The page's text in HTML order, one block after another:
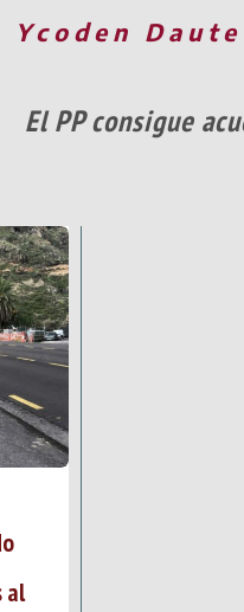
Ycoden
El PP consigue
al